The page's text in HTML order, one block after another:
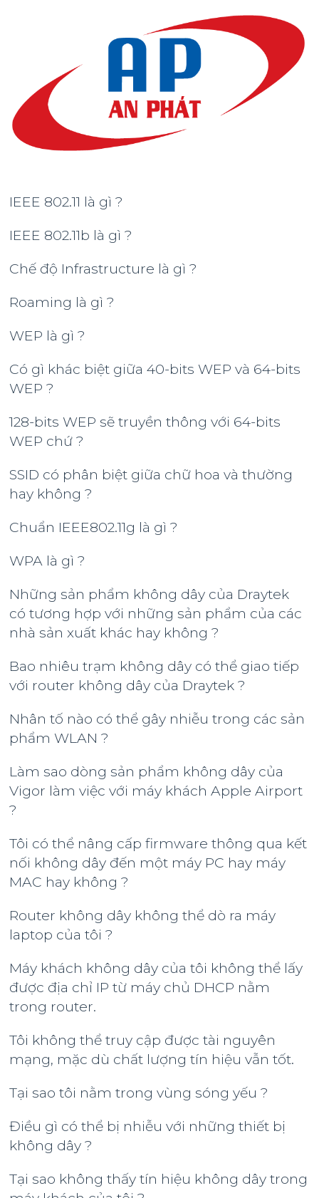
IEEE 802.11 là gì ?
IEEE 802.11b là gì ?
Chế độ Infrastructure là gì ?
Roaming là gì ?
WEP là gì ?
Có gì khác biệt giữa 40-bits WEP và 64-bits
WEP ?
128-bits WEP sẽ truyền thông với 64-bits
WEP chứ ?
SSID có phân biệt giữa chữ hoa và thường
hay không ?
Chuẩn IEEE802.11g là gì ?
WPA là gì ?
Những sản phẩm không dây của Draytek
có tương hợp với những sản phẩm của các
nhà sản xuất khác hay không ?
Bao nhiêu trạm không dây có thể giao tiếp
với router không dây của Draytek ?
Nhân tố nào có thể gây nhiễu trong các sản
phẩm WLAN ?
Làm sao dòng sản phẩm không dây của
Vigor làm việc với máy khách Apple Airport
?
Tôi có thể nâng cấp firmware thông qua kết
nối không dây đến một máy PC hay máy
MAC hay không ?
Router không dây không thể dò ra máy
laptop của tôi ?
Máy khách không dây của tôi không thể lấy
được địa chỉ IP từ máy chủ DHCP nằm
trong router.
Tôi không thể truy cập được tài nguyên
mạng, mặc dù chất lượng tín hiệu vẫn tốt.
Tại sao tôi nằm trong vùng sóng yếu ?
Điều gì có thể bị nhiễu với những thiết bị
không dây ?
Tại sao không thấy tín hiệu không dây trong